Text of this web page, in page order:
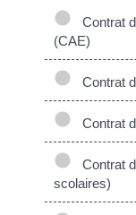
Contrat
(CAE)
Contrat
Contrat
Contrat
scolaires)